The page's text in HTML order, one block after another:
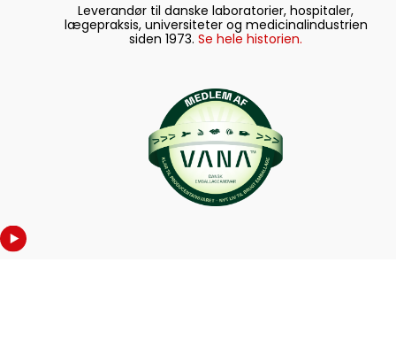
Leverandør til danske laboratorier, hospitaler,
lægepraksis, universiteter og medicinalindustrien
siden 1973. Se hele historien.